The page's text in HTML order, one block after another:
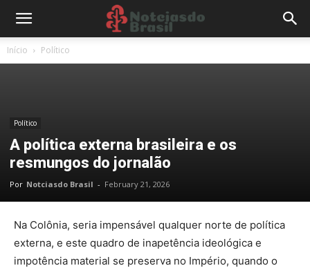
Início Político
Político
A política externa brasileira e os
resmungos do jornalão
Por Notciasdo Brasil - February 21, 2026
Na Colônia, seria impensável qualquer norte de política
externa, e este quadro de inapetência ideológica e
impotência material se preserva no Império, quando o